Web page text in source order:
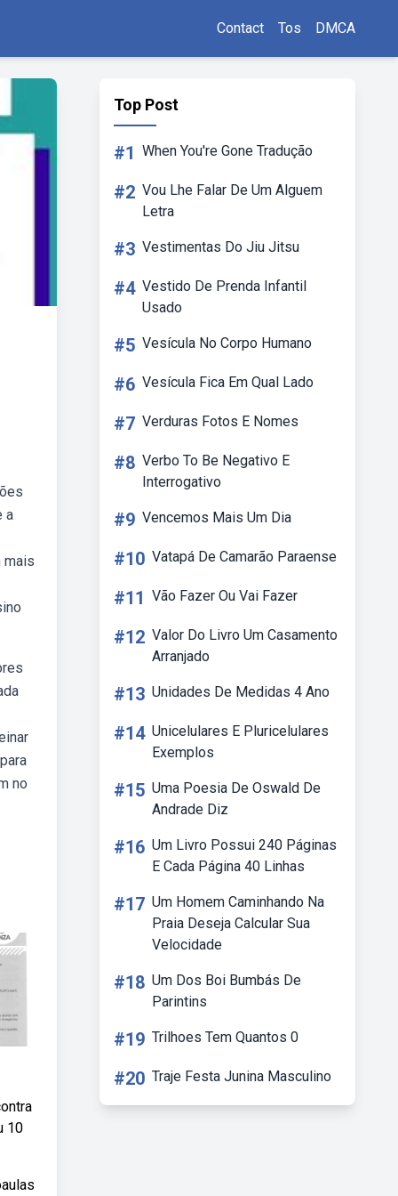
Contact Tos DMCA
a
mais
no
10
Top Post
#1 When You're Gone Tradução
#2 Vou Lhe Falar De Um Alguem
Letra
#3 Vestimentas Do Jiu Jitsu
#4 Vestido De Prenda Infantil
Usado
#5 Vesícula No Corpo Humano
#6 Vesícula Fica Em Qual Lado
#7 Verduras Fotos E Nomes
#8 Verbo To Be Negativo E
Interrogativo
#9 Vencemos Mais Um Dia
#10 Vatapá De Camarão Paraense
#11 Vão Fazer Ou Vai Fazer
#12 Valor Do Livro Um Casamento
Arranjado
#13 Unidades De Medidas 4 Ano
#14 Unicelulares E Pluricelulares
Exemplos
#15 Uma Poesia De Oswald De
Andrade Diz
#16 Um Livro Possui 240 Páginas
E Cada Página 40 Linhas
#17 Um Homem Caminhando Na
Praia Deseja Calcular Sua
Velocidade
#18 Um Dos Boi Bumbás De
Parintins
#19 Trilhoes Tem Quantos 0
#20 Traje Festa Junina Masculino